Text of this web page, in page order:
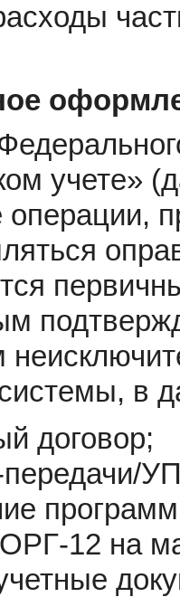
учете»
операции,
в
договор;
передачи/
12 на